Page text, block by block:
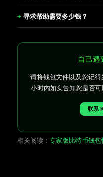
寻求帮助需要多少钱？
自己遇
请将钱包文件以及您记
小时内如实告知您是否可
联系
相关阅读： 专家版比特币钱包